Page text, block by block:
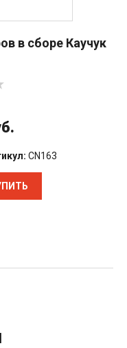
в сборе Каучук
CN163